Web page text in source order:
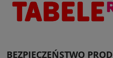
BEZPIECZEŃSTWO